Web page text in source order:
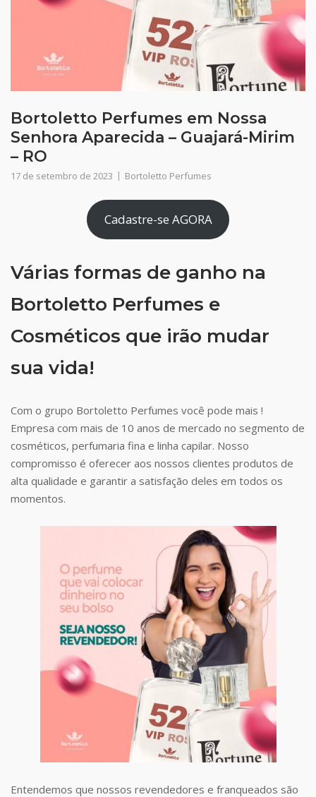
Bortoletto Perfumes em Nossa
Senhora Aparecida – Guajará-Mirim
– RO
17 de setembro de 2023 Bortoletto Perfumes
Cadastre-se AGORA
Várias formas de ganho na
Bortoletto Perfumes e
Cosméticos que irão mudar
sua vida!
Com o grupo Bortoletto Perfumes você pode mais !
Empresa com mais de 10 anos de mercado no segmento de
cosméticos, perfumaria fina e linha capilar. Nosso
compromisso é oferecer aos nossos clientes produtos de
alta qualidade e garantir a satisfação deles em todos os
momentos.
Entendemos que nossos revendedores e franqueados são